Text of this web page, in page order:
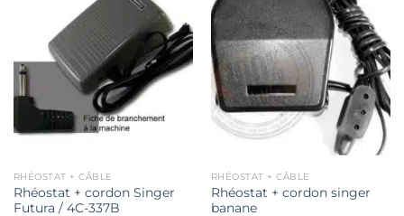
RHÉOSTAT + CÂBLE
Rhéostat + cordon Singer
Futura / 4C-337B
RHÉOSTAT + CÂBLE
Rhéostat + cordon singer
banane